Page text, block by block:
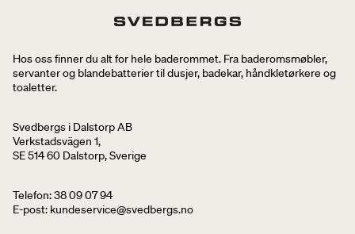
Hos oss finner du alt for hele baderommet. Fra baderomsmøbler,
servanter og blandebatterier til dusjer, badekar, håndkletørkere og
toaletter.
Svedbergs i Dalstorp AB
Verkstadsvägen 1,
SE 514 60 Dalstorp, Sverige
Telefon: 38 09 07 94
E-post: kundeservice@svedbergs.no